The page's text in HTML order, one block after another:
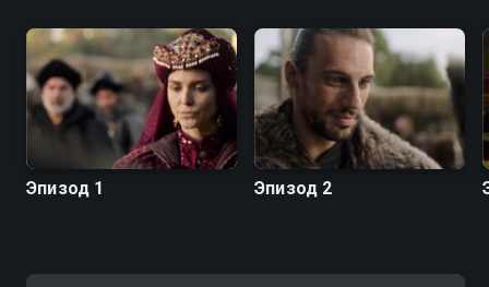
Эпизод 1 Эпизод 2